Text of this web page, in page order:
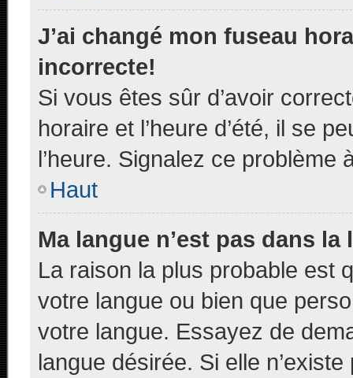
J’ai changé mon fuseau
incorrecte!
Si vous êtes sûr d’avoir
horaire et l’heure d’été, il se
l’heure. Signalez ce problème
Haut
Ma langue n’est pas dans la
La raison la plus probable est
votre langue ou bien que
votre langue. Essayez de
langue désirée. Si elle